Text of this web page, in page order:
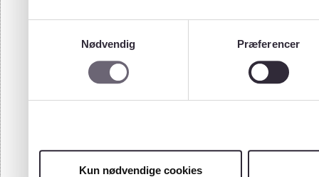
Nødvendig
Præferencer
Kun nødvendige cookies
97
100